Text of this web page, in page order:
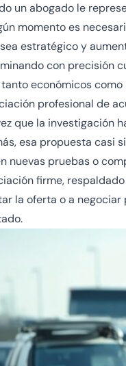
un abogado le
momento es
estratégico y
con precisión
económicos
profesional de
que la investigación
esa propuesta casi
nuevas pruebas o
firme,
la oferta o a